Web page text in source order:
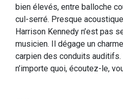
bien élevés, entre balloche
cul-serré. Presque
Harrison Kennedy n’est pas
musicien. Il dégage un
carpien des conduits
n’importe quoi, écoutez-le,